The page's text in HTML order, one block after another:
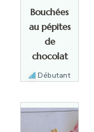
Bouchées
au pépites
de
chocolat
Débutant